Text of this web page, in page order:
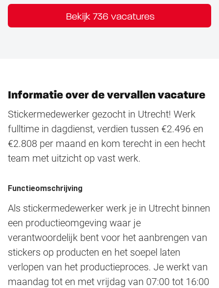
Bekijk 736 vacatures
Informatie over de vervallen vacature
Stickermedewerker gezocht in Utrecht! Werk
fulltime in dagdienst, verdien tussen €2.496 en
€2.808 per maand en kom terecht in een hecht
team met uitzicht op vast werk.
Functieomschrijving
Als stickermedewerker werk je in Utrecht binnen
een productieomgeving waar je
verantwoordelijk bent voor het aanbrengen van
stickers op producten en het soepel laten
verlopen van het productieproces. Je werkt van
maandag tot en met vrijdag van 07:00 tot 16:00